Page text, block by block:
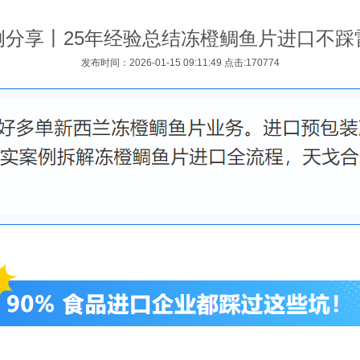
分享丨25年经验总结冻橙鲷鱼片进口不踩
发布时间：2026-01-15 09:11:49 点击:170774